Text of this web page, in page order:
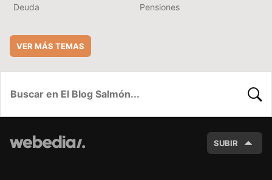
Deuda Pensiones
VER MÁS TEMAS
SUBIR